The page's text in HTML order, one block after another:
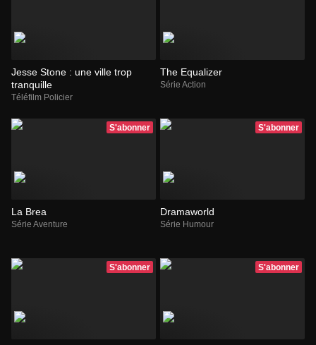
Jesse Stone : une ville trop
tranquille
Téléfilm Policier
The Equalizer
Série Action
S'abonner
La Brea
Série Aventure
S'abonner
Dramaworld
Série Humour
S'abonner S'abonner